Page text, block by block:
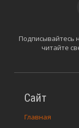
Сайт
Главная
Подписывайтесь
читайте